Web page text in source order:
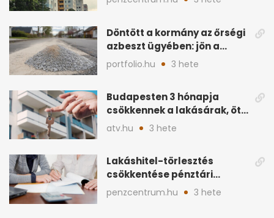
Döntött a kormány az őrségi
azbeszt ügyében: jön a
rendezés
portfolio.hu 3 hete
Budapesten 3 hónapja
csökkennek a lakásárak, öt
éve nem volt ilyen
atv.hu 3 hete
Lakáshitel-törlesztés
csökkentése pénztári
megtakarítással: így
működik
penzcentrum.hu 3 hete